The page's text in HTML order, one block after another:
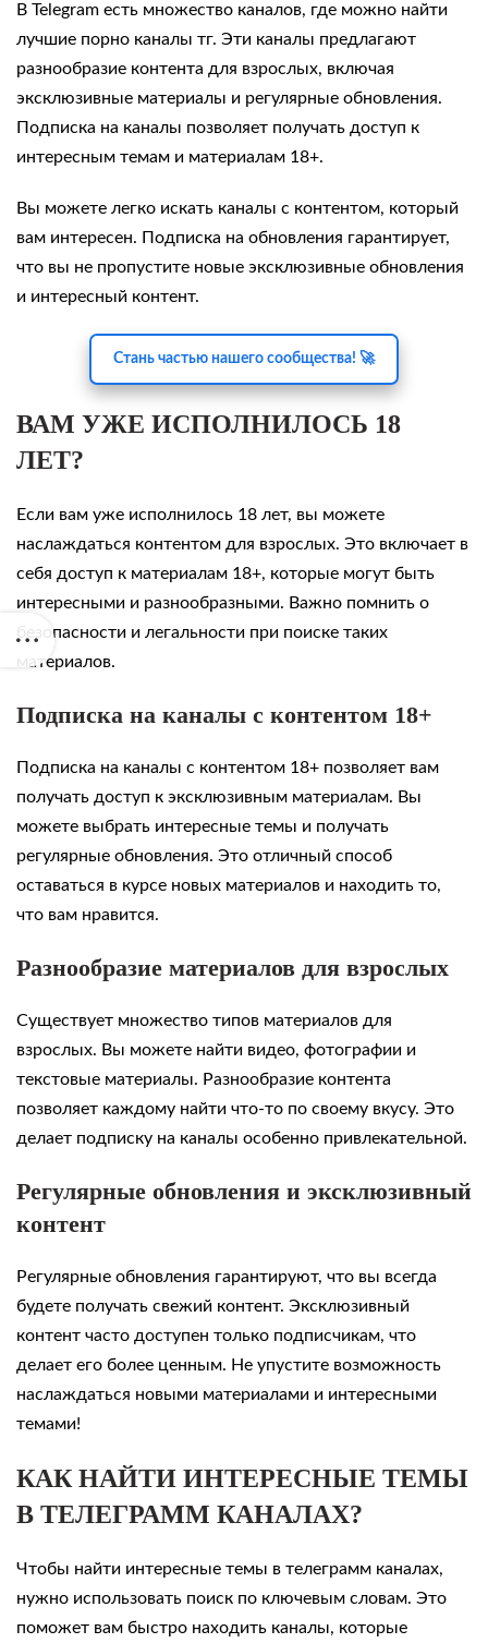
В Telegram есть множество каналов, где можно найти
лучшие порно каналы тг. Эти каналы предлагают
разнообразие контента для взрослых, включая
эксклюзивные материалы и регулярные обновления.
Подписка на каналы позволяет получать доступ к
интересным темам и материалам 18+.
Вы можете легко искать каналы с контентом, который
вам интересен. Подписка на обновления гарантирует,
что вы не пропустите новые эксклюзивные обновления
и интересный контент.
Стань частью нашего сообщества! 🚀
ВАМ УЖЕ ИСПОЛНИЛОСЬ 18
ЛЕТ?
Если вам уже исполнилось 18 лет, вы можете
наслаждаться контентом для взрослых. Это включает в
себя доступ к материалам 18+, которые могут быть
интересными и разнообразными. Важно помнить о
безопасности и легальности при поиске таких
материалов.
Подписка на каналы с контентом 18+
Подписка на каналы с контентом 18+ позволяет вам
получать доступ к эксклюзивным материалам. Вы
можете выбрать интересные темы и получать
регулярные обновления. Это отличный способ
оставаться в курсе новых материалов и находить то,
что вам нравится.
Разнообразие материалов для взрослых
Существует множество типов материалов для
взрослых. Вы можете найти видео, фотографии и
текстовые материалы. Разнообразие контента
позволяет каждому найти что-то по своему вкусу. Это
делает подписку на каналы особенно привлекательной.
Регулярные обновления и эксклюзивный
контент
Регулярные обновления гарантируют, что вы всегда
будете получать свежий контент. Эксклюзивный
контент часто доступен только подписчикам, что
делает его более ценным. Не упустите возможность
наслаждаться новыми материалами и интересными
темами!
КАК НАЙТИ ИНТЕРЕСНЫЕ ТЕМЫ
В ТЕЛЕГРАММ КАНАЛАХ?
Чтобы найти интересные темы в телеграмм каналах,
нужно использовать поиск по ключевым словам. Это
поможет вам быстро находить каналы, которые